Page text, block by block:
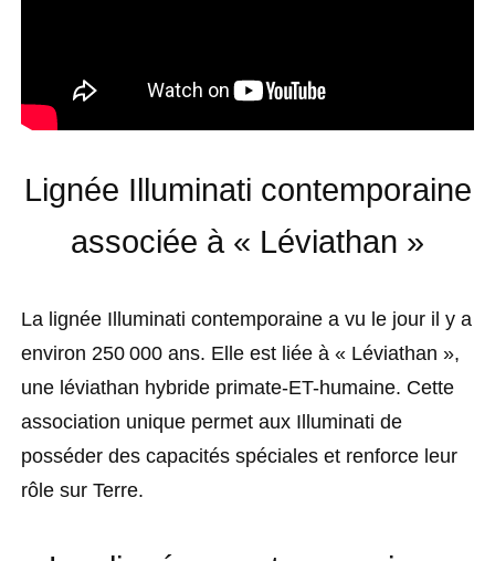
Lignée Illuminati contemporaine
associée à « Léviathan »
La lignée Illuminati contemporaine a vu le jour il y a
environ 250 000 ans. Elle est liée à « Léviathan »,
une léviathan hybride primate-ET-humaine. Cette
association unique permet aux Illuminati de
posséder des capacités spéciales et renforce leur
rôle sur Terre.